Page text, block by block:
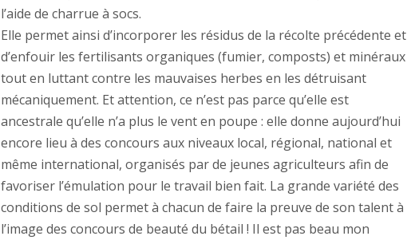
l’aide de charrue à socs.
Elle permet ainsi d’incorporer les résidus de la récolte précédente et
d’enfouir les fertilisants organiques (fumier, composts) et minéraux
tout en luttant contre les mauvaises herbes en les détruisant
mécaniquement. Et attention, ce n’est pas parce qu’elle est
ancestrale qu’elle n’a plus le vent en poupe : elle donne aujourd’hui
encore lieu à des concours aux niveaux local, régional, national et
même international, organisés par de jeunes agriculteurs afin de
favoriser l’émulation pour le travail bien fait. La grande variété des
conditions de sol permet à chacun de faire la preuve de son talent à
l’image des concours de beauté du bétail ! Il est pas beau mon